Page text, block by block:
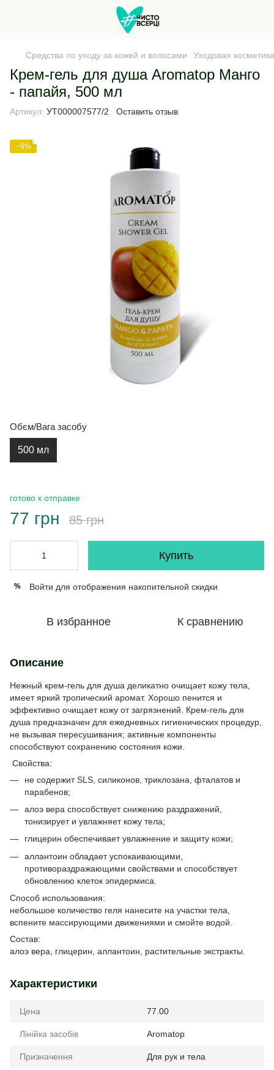
Средства по уходу за кожей и волосами Уходовая
Крем-гель для душа Aromatop Манго
- папайя, 500 мл
Артикул: УТ000007577/2 Оставить отзыв
−9%
Обєм/Вага засобу
500 мл
готово к отправке
77 грн 85 грн
Купить
% Войти для отображения накопительной скидки
В избранное К сравнению
Описание
Нежный крем-гель для душа деликатно очищает кожу тела,
имеет яркий тропический аромат. Хорошо пенится и
эффективно очищает кожу от загрязнений. Крем-гель для
душа предназначен для ежедневных гигиенических процедур,
не вызывая пересушивания; активные компоненты
способствуют сохранению состояния кожи.
Свойства:
не содержит SLS, силиконов, триклозана, фталатов и
парабенов;
алоэ вера способствует снижению раздражений,
тонизирует и увлажняет кожу тела;
глицерин обеспечивает увлажнение и защиту кожи;
аллантоин обладает успокаивающими,
противораздражающими свойствами и способствует
обновлению клеток эпидермиса.
Способ использования:
небольшое количество геля нанесите на участки тела,
вспените массирующими движениями и смойте водой.
Состав:
алоэ вера, глицерин, аллантоин, растительные экстракты.
Характеристики
Цена 77.00
Лінійка засобів Aromatop
Призначення Для рук и тела